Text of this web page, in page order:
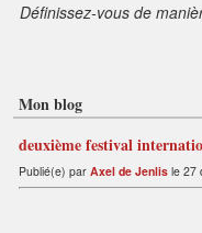
Définissez-vous de
Mon blog
deuxième festival
Publié(e) par Axel de Jenlis le 27